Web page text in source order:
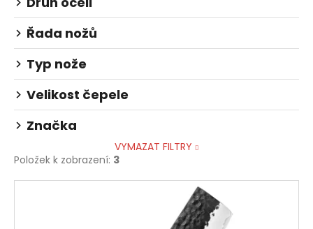
Řada nožů
Typ nože
Velikost čepele
Značka
VYMAZAT FILTRY
Položek k zobrazení: 3
V
e
m
e